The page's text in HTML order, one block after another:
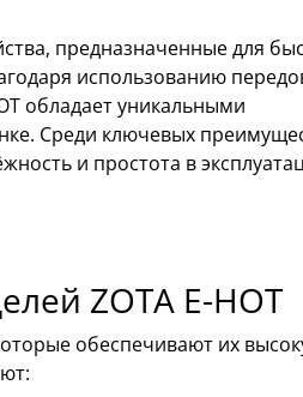
предназначенные для
использованию
обладает уникальными
Среди ключевых
и простота в
ZOTA E-HOT
обеспечивают их